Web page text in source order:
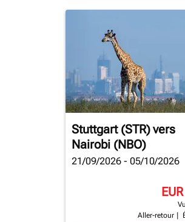
Stuttgart (STR)vers
Nairobi (NBO)
21/09/2026 - 05/10/2026
Aller-retour